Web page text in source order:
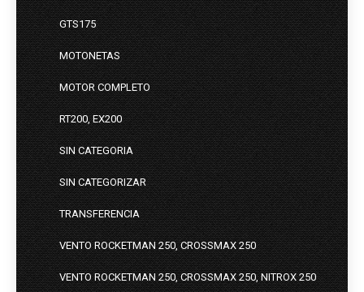
GTS175
MOTONETAS
MOTOR COMPLETO
RT200, EX200
SIN CATEGORIA
SIN CATEGORIZAR
TRANSFERENCIA
VENTO ROCKETMAN 250, CROSSMAX 250
VENTO ROCKETMAN 250, CROSSMAX 250, NITROX 250